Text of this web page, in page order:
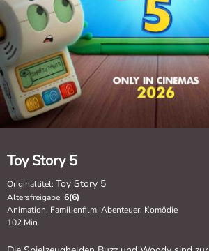
Toy Story 5
Originaltitel: Toy Story 5
Altersfreigabe: 6(6)
Animation, Familienfilm, Abenteuer, Komödie
102 Min.